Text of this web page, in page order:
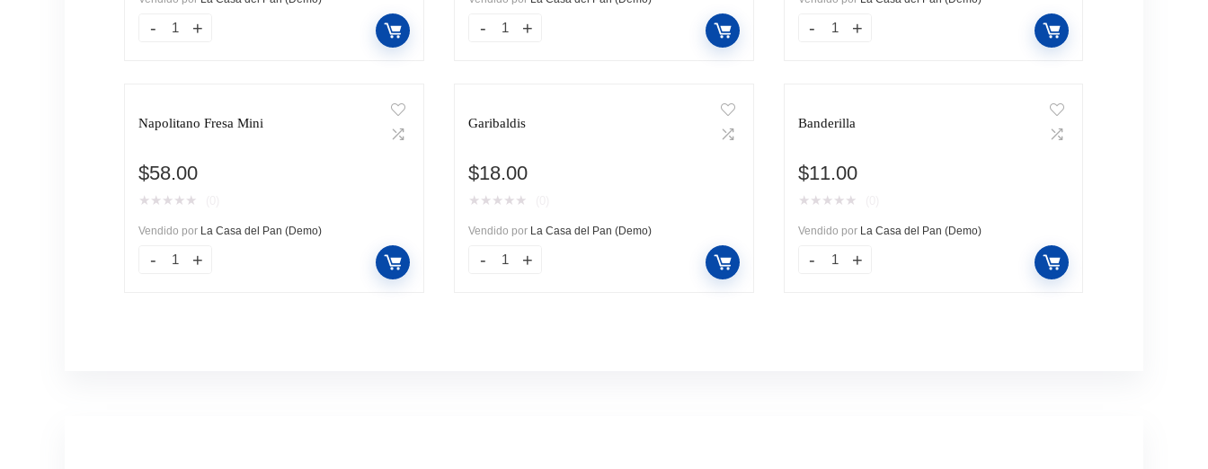
Napolitano Fresa Mini
$58.00
★ ★ ★ ★ ★
Vendido por La Casa del Pan (Demo)
Garibaldis
$18.00
★ ★ ★ ★ ★
Vendido por La Casa del Pan (Demo)
Banderilla
$11.00
★ ★ ★ ★ ★
Vendido por La Casa del Pan (Demo)